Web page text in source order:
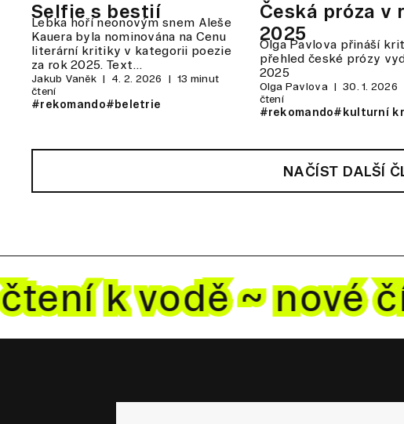
Selfie s bestií
Lebka hoří neonovým snem Aleše
Kauera byla nominována na Cenu
literární kritiky v kategorii poezie
za rok 2025. Text…
Jakub Vaněk 4. 2. 2026
13 minut
čtení
#rekomando#beletrie
Česká próza v
2025
Olga Pavlova přináší
přehled české prózy
2025
Olga Pavlova 30. 1. 2026
čtení
#rekomando#kulturní
NAČÍST DALŠÍ
čtení k vodě ~ nové